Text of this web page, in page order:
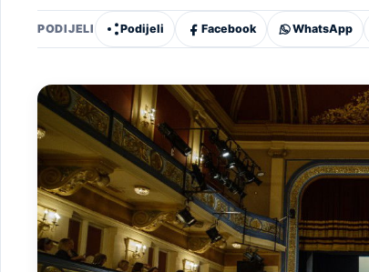
PODIJELI Podijeli Facebook WhatsApp